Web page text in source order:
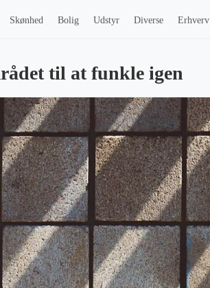
Skønhed Bolig Udstyr Diverse Erhverv
til at funkle igen